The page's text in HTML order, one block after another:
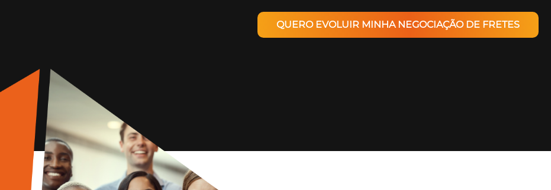
QUERO EVOLUIR MINHA NEGOCIAÇÃO DE FRETES